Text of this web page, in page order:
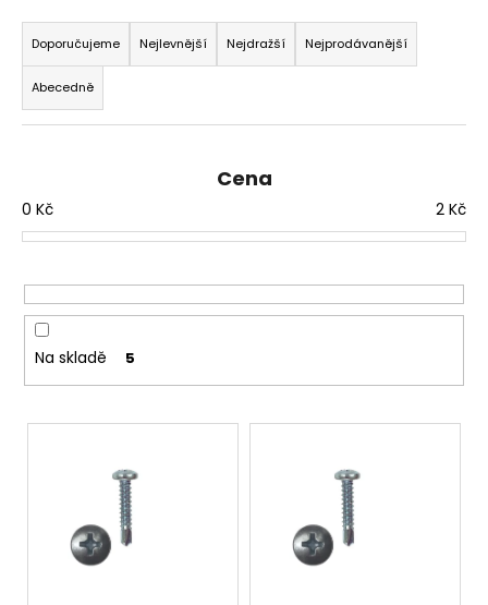
Ř
a
z
e
n
r
o
u
k
ů
Doporučujeme Nejlevnější Nejdražší Nejprodávanější
Abecedně
Cena
0 Kč 2 Kč
Na skladě 5
V
D
o
p
r
u
u
j
TRHACÍ